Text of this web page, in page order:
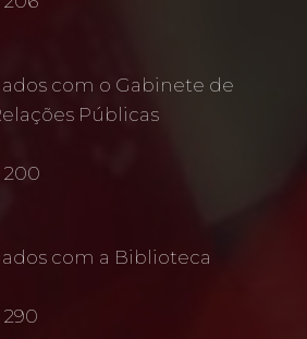
com o Gabinete de
Públicas
200
com a Biblioteca
290